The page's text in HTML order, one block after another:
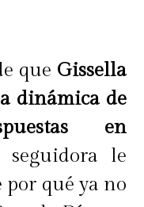
que Gissella
dinámica de
en
le
qué ya no